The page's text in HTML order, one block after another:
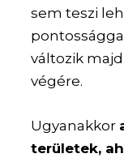
sem teszi
változik
végére.
Ugyanakkor
területek,